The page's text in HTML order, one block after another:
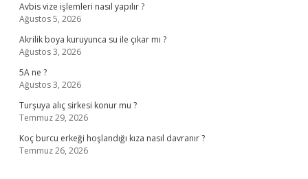
Avbis vize işlemleri nasıl yapılır ?
Ağustos 5, 2026
Akrilik boya kuruyunca su ile çıkar mı ?
Ağustos 3, 2026
5A ne ?
Ağustos 3, 2026
Turşuya alıç sirkesi konur mu ?
Temmuz 29, 2026
Koç burcu erkeği hoşlandığı kıza nasıl davranır ?
Temmuz 26, 2026